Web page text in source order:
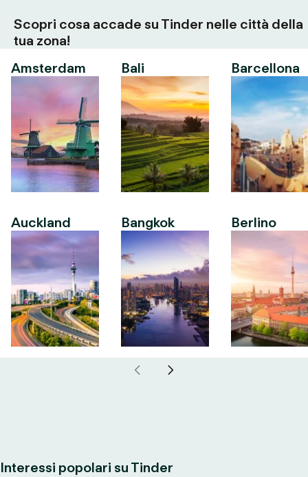
Scopri cosa accade su Tinder nelle città della
tua zona!
Amsterdam
Auckland
Bali
Bangkok
Barcellona
Berlino
Interessi popolari su Tinder